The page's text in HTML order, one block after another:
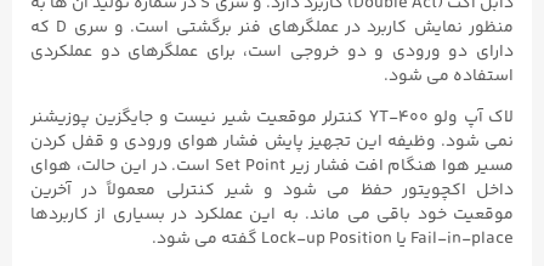
منظور نمایش کاربرد در عملگرهای فنر برگشتی است. و سری D که
دارای دو ورودی و دو خروجی است، برای عملگرهای دو عملکردی
استفاده می شود.
لاک آپ ولو YT-۴۰۰ کنترلر موقعیت شیر نیست و جایگزین پوزیشنر
نمی شود. وظیفه این تجهیز پایش فشار هوای ورودی و قفل کردن
مسیر هوا هنگام افت فشار زیر Set Point است. در این حالت، هوای
داخل اکچویتور حفظ می شود و شیر کنترلی معمولاً در آخرین
موقعیت خود باقی می ماند. به این عملکرد در بسیاری از کاربردها
Fail-in-place یا Lock-up Position گفته می شود.